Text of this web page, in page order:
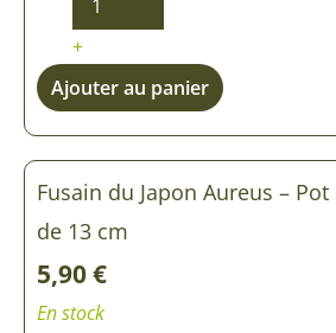
+
Ajouter au panier
Fusain du Japon Aureus – Pot
de 13 cm
5,90€
En stock